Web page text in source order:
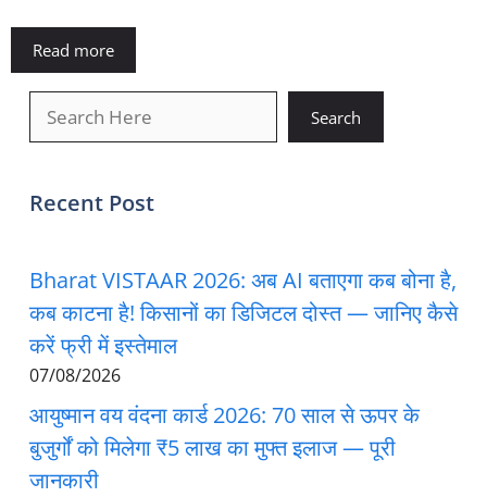
Read more
Search
Recent Post
Bharat VISTAAR 2026: अब AI बताएगा कब बोना है,
कब काटना है! किसानों का डिजिटल दोस्त — जानिए कैसे
करें फ्री में इस्तेमाल
07/08/2026
आयुष्मान वय वंदना कार्ड 2026: 70 साल से ऊपर के
बुजुर्गों को मिलेगा ₹5 लाख का मुफ्त इलाज — पूरी
जानकारी